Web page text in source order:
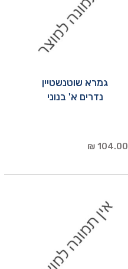
גמרא שוטנשטיין
נדרים א' בנוני
104.00 ₪